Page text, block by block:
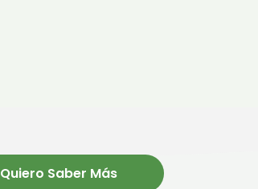
Quiero Saber Más